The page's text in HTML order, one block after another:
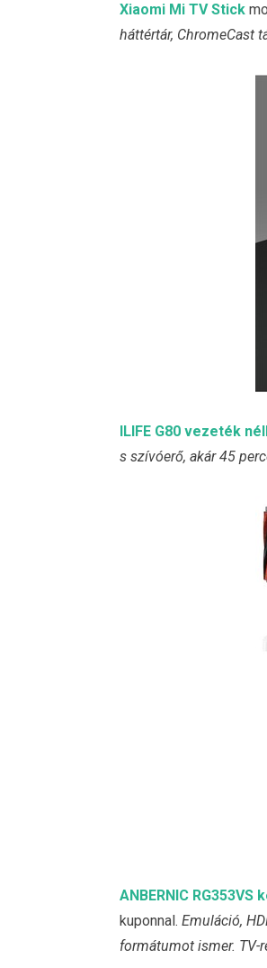
Xiaomi Mi TV Stick
háttértár, ChromeCast
ILIFE G80 vezeték
s szívóerő, akár 45
ANBERNIC
kuponnal. Emuláció,
formátumot ismer. TV-